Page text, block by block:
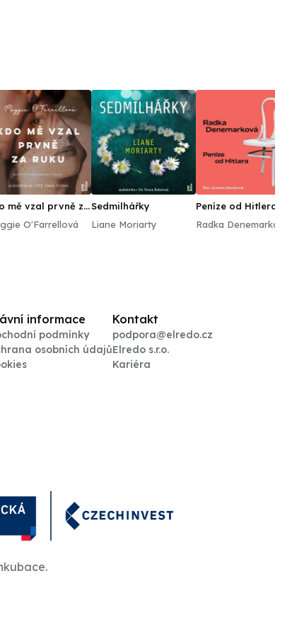
mě vzal prvně za
O'Farrellová
Sedmilhářky
Liane Moriarty
Peníze od Hitlera
Radka Denemarková
informace
podmínky
osobních údajů
Kontakt
podpora@elredo.cz
Elredo s.r.o.
Kariéra